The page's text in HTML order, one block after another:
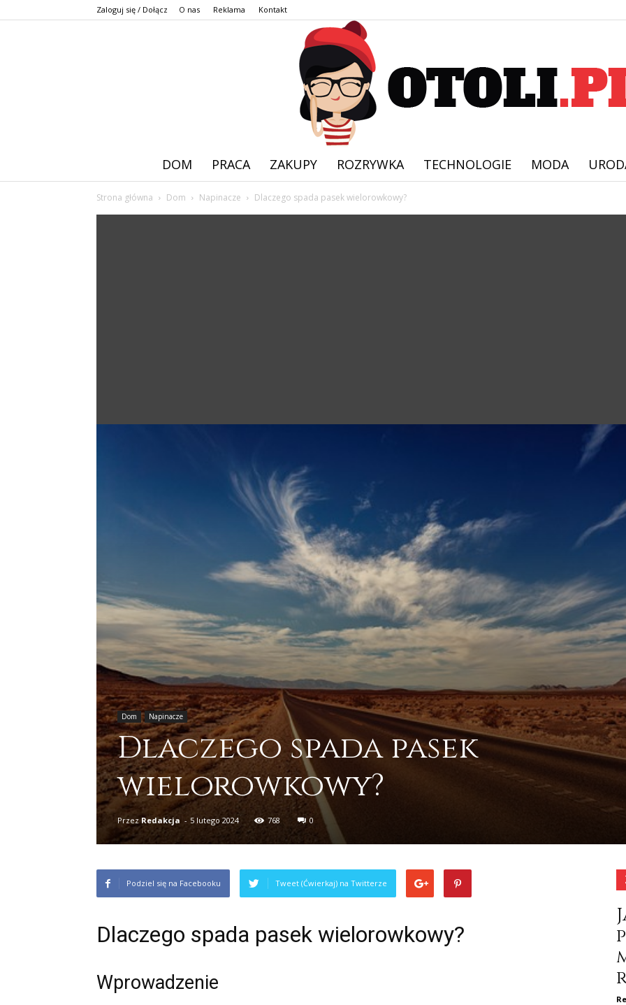
Zaloguj się / Dołącz O nas Reklama Kontakt
DOM PRACA ZAKUPY ROZRYWKA TECHNOLOGIE MODA
Strona główna Dom Napinacze Dlaczego spada pasek wielorowkowy?
Dom Napinacze
Dlaczego spada pasek
wielorowkowy?
PrzezRedakcja - 5 lutego 2024 768 0
Podziel się na Facebooku Tweet (Ćwierkaj) na Twitterze
Dlaczego spada pasek wielorowkowy?
Wprowadzenie